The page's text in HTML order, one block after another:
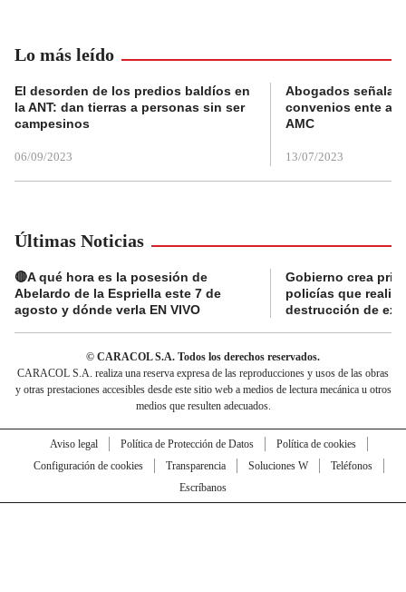
Lo más leído
El desorden de los predios baldíos en
la ANT: dan tierras a personas sin ser
campesinos
06/09/2023
Abogados
convenios ente
AMC
13/07/2023
Últimas Noticias
🔴A qué hora es la posesión de
Abelardo de la Espriella este 7 de
agosto y dónde verla EN VIVO
Gobierno crea
policías que
destrucción de
© CARACOL S.A. Todos los derechos reservados.
CARACOL S.A. realiza una reserva expresa de las reproducciones y usos de las obras
y otras prestaciones accesibles desde este sitio web a medios de lectura mecánica u otros
medios que resulten adecuados.
Aviso legal Política de Protección de Datos
Política de cookies
Configuración de cookies
Transparencia Soluciones W
Teléfonos
Escríbanos